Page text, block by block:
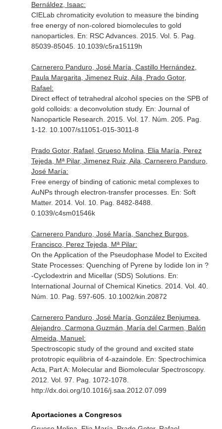
Bernáldez, Isaac:
CIELab chromaticity evolution to measure the binding
free energy of non-colored biomolecules to gold
nanoparticles. En: RSC Advances. 2015. Vol. 5. Pag.
85039-85045. 10.1039/c5ra15119h
Carnerero Panduro, José María, Castillo Hernández,
Paula Margarita, Jimenez Ruiz, Aila, Prado Gotor,
Rafael:
Direct effect of tetrahedral alcohol species on the SPB of
gold colloids: a deconvolution study. En: Journal of
Nanoparticle Research . 2015. Vol. 17. Núm. 205. Pag.
1-12. 10.1007/s11051-015-3011-8
Prado Gotor, Rafael, Grueso Molina, Elia María, Perez
Tejeda, Mª Pilar, Jimenez Ruiz, Aila, Carnerero Panduro,
José María:
Free energy of binding of cationic metal complexes to
AuNPs through electron-transfer processes. En: Soft
Matter. 2014. Vol. 10. Pag. 8482-8488.
0.1039/c4sm01546k
Carnerero Panduro, José María, Sanchez Burgos,
Francisco, Perez Tejeda, Mª Pilar:
On the Application of the Pseudophase Model to Excited
State Processes: Quenching of Pyrene by Iodide Ion in ?
-Cyclodextrin and Micellar (SDS) Solutions. En:
International Journal of Chemical Kinetics. 2014. Vol. 40.
Núm. 10. Pag. 597-605. 10.1002/kin.20872
Carnerero Panduro, José María, González Benjumea,
Alejandro, Carmona Guzmán, María del Carmen, Balón
Almeida, Manuel:
Spectroscopic study of the ground and excited state
prototropic equilibria of 4-azaindole. En: Spectrochimica
Acta, Part A: Molecular and Biomolecular Spectroscopy.
2012. Vol. 97. Pag. 1072-1078.
http://dx.doi.org/10.1016/j.saa.2012.07.099
Aportaciones a Congresos